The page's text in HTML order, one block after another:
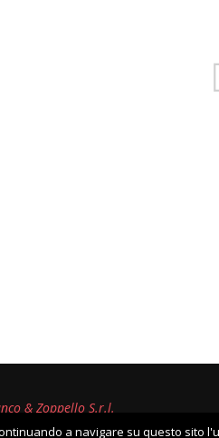
& Zoppello S.r.l.
a navigare su questo sito